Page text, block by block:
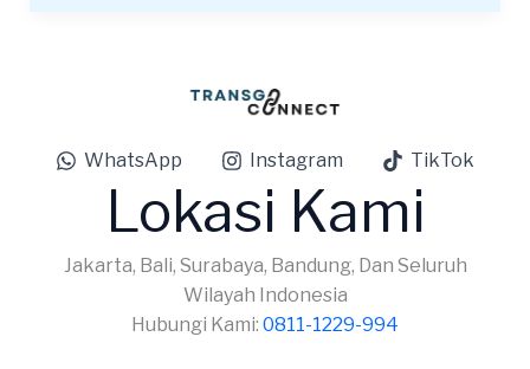
WhatsApp Instagram TikTok
Lokasi Kami
Jakarta, Bali, Surabaya, Bandung, Dan Seluruh
Wilayah Indonesia
Hubungi Kami: 0811-1229-994